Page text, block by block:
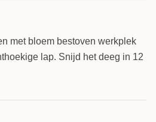
met bloem bestoven werkplek
lap. Snijd het deeg in 12